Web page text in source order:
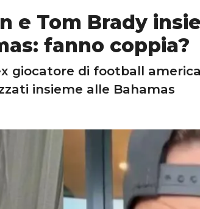
e Tom Brady
fanno coppia?
giocatore di football
insieme alle Bahamas